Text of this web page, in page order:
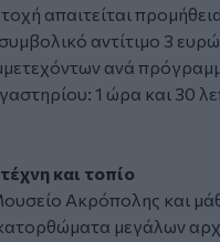
απαιτείται
αντίτιμο 3
ανά
1 ώρα και 30
και τοπίο
Ακρόπολης και
μεγάλων